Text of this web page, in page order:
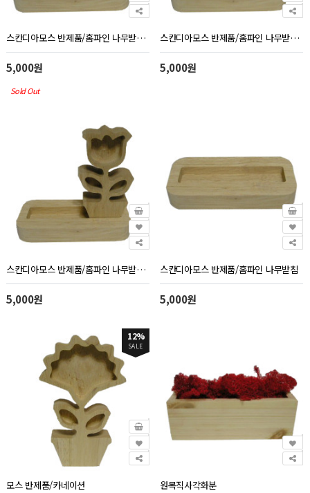
스칸디아모스 반제품/홈파인 나무받침&나무(미니)세트
5,000원
Sold Out
스칸디아모스 반제품/홈파인 나무받침&별꽃(미니)세트
5,000원
스칸디아모스 반제품/홈파인 나무받침&튜울립(미니)세트
5,000원
스칸디아모스 반제품/홈파인 나무받침
5,000원
12%
SALE
모스 반제품/카네이션 원목직사각화분